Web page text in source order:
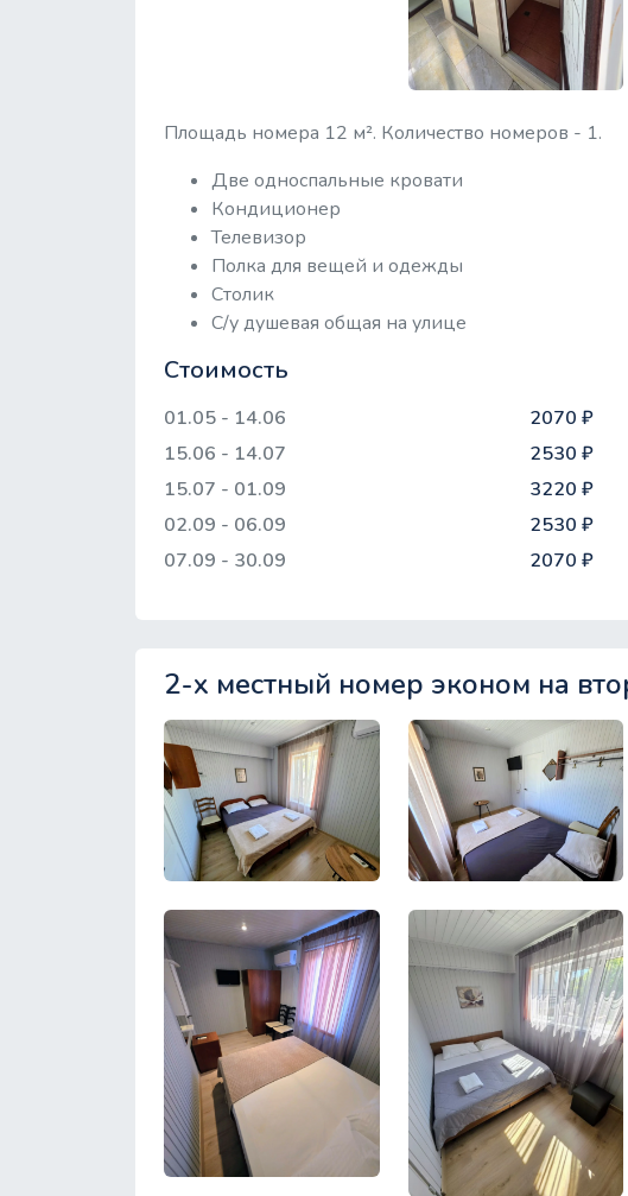
Площадь номера 12 м². Количество номеров - 1.
Две односпальные кровати
Кондиционер
Телевизор
Полка для вещей и одежды
Столик
С/у душевая общая на улице
Стоимость
01.05 - 14.06
2070 ₽
15.06 - 14.07
2530 ₽
15.07 - 01.09
3220 ₽
02.09 - 06.09
2530 ₽
07.09 - 30.09
2070 ₽
2-х местный номер эконом на